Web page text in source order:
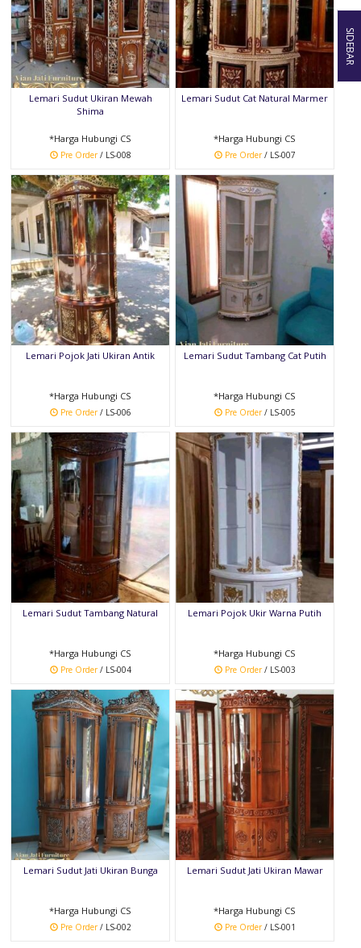
Lemari Sudut Ukiran Mewah
Shima
*Harga Hubungi CS
Pre Order/ LS-008
Lemari Sudut Cat Natural Marmer
*Harga Hubungi CS
Pre Order/ LS-007
Lemari Pojok Jati Ukiran Antik
*Harga Hubungi CS
Pre Order/ LS-006
Lemari Sudut Tambang Cat Putih
*Harga Hubungi CS
Pre Order/ LS-005
Lemari Sudut Tambang Natural
*Harga Hubungi CS
Pre Order/ LS-004
Lemari Pojok Ukir Warna Putih
*Harga Hubungi CS
Pre Order/ LS-003
Lemari Sudut Jati Ukiran Bunga
*Harga Hubungi CS
Pre Order/ LS-002
Lemari Sudut Jati Ukiran Mawar
*Harga Hubungi CS
Pre Order/ LS-001
SIDEBAR